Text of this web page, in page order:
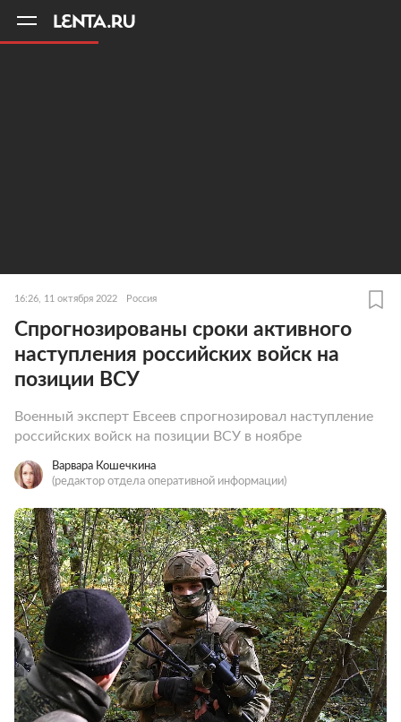
16:26, 11 октября 2022 Россия
Спрогнозированы сроки активного
наступления российских войск на
позиции ВСУ
Военный эксперт Евсеев спрогнозировал наступление
российских войск на позиции ВСУ в ноябре
Варвара Кошечкина
(редактор отдела оперативной информации)